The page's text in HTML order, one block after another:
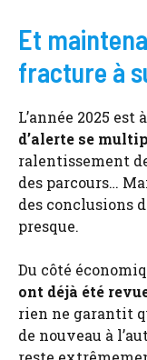
Et
fracture à
L’année 2025 est
d’alerte se
ralentissement
des parcours…
des conclusions
presque.
Du côté
ont déjà été
rien ne garantit
de nouveau à